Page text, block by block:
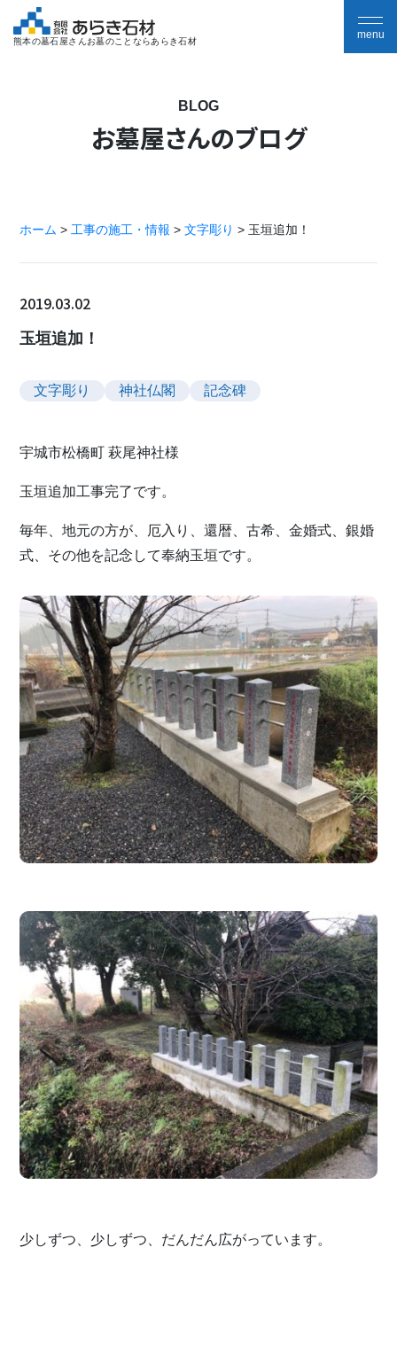
熊本の墓石屋さんお墓のことならあらき石材
BLOG
お墓屋さんのブログ
ホーム > 工事の施工・情報 >文字彫り > 玉垣追加！
2019.03.02
玉垣追加！
文字彫り 神社仏閣 記念碑
宇城市松橋町 萩尾神社様
玉垣追加工事完了です。
毎年、地元の方が、厄入り、還暦、古希、金婚式、銀婚
式、その他を記念して奉納玉垣です。
少しずつ、少しずつ、だんだん広がっています。